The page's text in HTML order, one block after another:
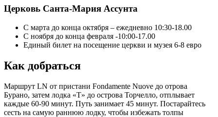
Церковь Санта-Мария Ассунта
С марта до конца октября – ежедневно 10:30-18.00
С ноября до конца февраля -10:00-17.00
Единый билет на посещение церкви и музея 6-8 евро
Как добраться
Маршрут LN от пристани Fondamente Nuove до отрова
Бурано, затем лодка «Т» до острова Торчелло, отплывает
каждые 60-90 минут. Путь занимает 45 минут. Постарайтесь
сесть на самую раннюю лодку, чтобы избежать толпы